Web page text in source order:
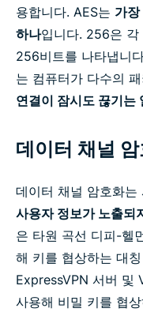
용합니다. AES는 가
하나입니다. 256은 각
256비트를 나타냅니
는 컴퓨터가 다수의
연결이 잠시도 끊기는
데이터 채널
데이터 채널 암호화는
사용자 정보가 노출되
은 타원 곡선 디피-헬
해 키를 협상하는 대
ExpressVPN 서버 및
사용해 비밀 키를 협